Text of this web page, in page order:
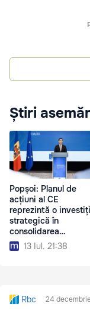
Știri
Popșoi: Planul de
acțiuni al CE
reprezintă o
strategică în
consolidarea
democrației
13 Iul. 21:38
Rbc 24